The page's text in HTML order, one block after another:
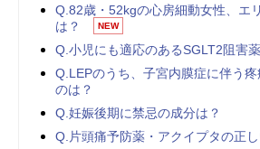
Q.82歳・52kgの心房細動女性、エ
は？
NEW
Q.小児にも適応のあるSGLT2阻害
Q.LEPのうち、子宮内膜症に伴う
のは？
Q.妊娠後期に禁忌の成分は？
Q.片頭痛予防薬・アクイプタの正